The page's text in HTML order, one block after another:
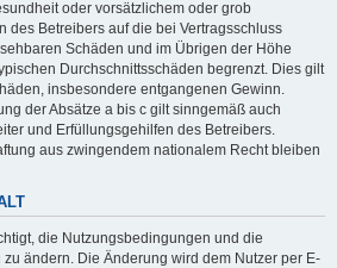
oder vorsätzlichem oder grob
des Betreibers auf die bei Vertragsschluss
Schäden und im Übrigen der Höhe
Durchschnittsschäden begrenzt. Dies gilt
insbesondere entgangenen Gewinn.
der Absätze a bis c gilt sinngemäß auch
und Erfüllungsgehilfen des Betreibers.
aus zwingendem nationalem Recht bleiben
die Nutzungsbedingungen und die
zu ändern. Die Änderung wird dem Nutzer per E-